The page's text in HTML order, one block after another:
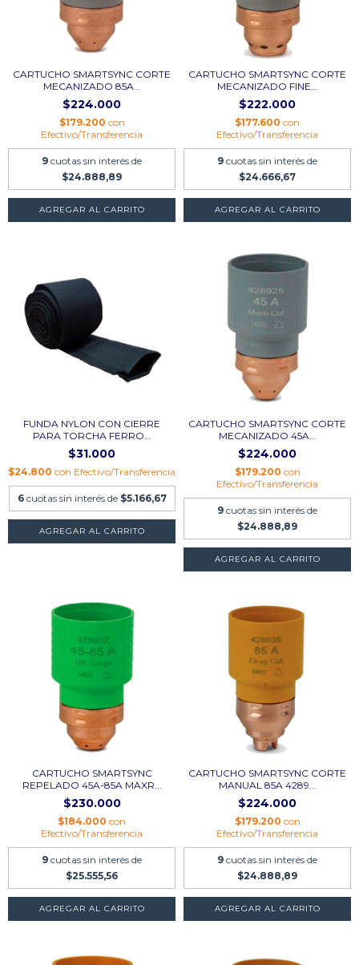
CARTUCHO SMARTSYNC CORTE
MECANIZADO 85A...
$224.000
$179.200 con
Efectivo/Transferencia
9 cuotas sin interés de
$24.888,89
CARTUCHO SMARTSYNC CORTE
MECANIZADO FINE...
$222.000
$177.600 con
Efectivo/Transferencia
9 cuotas sin interés de
$24.666,67
FUNDA NYLON CON CIERRE
PARA TORCHA FERRO...
$31.000
$24.800 con Efectivo/Transferencia
6 cuotas sin interés de $5.166,67
AGREGAR AL CARRITO
CARTUCHO SMARTSYNC CORTE
MECANIZADO 45A...
$224.000
$179.200 con
Efectivo/Transferencia
9 cuotas sin interés de
$24.888,89
CARTUCHO SMARTSYNC
REPELADO 45A-85A MAXR...
$230.000
$184.000 con
Efectivo/Transferencia
9 cuotas sin interés de
$25.555,56
CARTUCHO SMARTSYNC CORTE
MANUAL 85A 4289...
$224.000
$179.200 con
Efectivo/Transferencia
9 cuotas sin interés de
$24.888,89